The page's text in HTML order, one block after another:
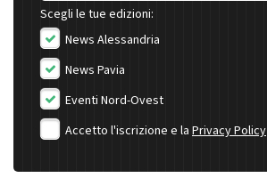
Scegli le tue edizioni:
News Alessandria
News Pavia
Eventi Nord-Ovest
Accetto l'iscrizione e la Privacy Policy